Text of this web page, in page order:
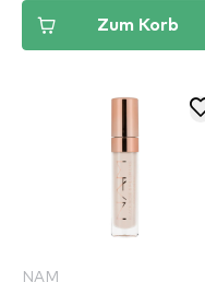
Zum Korb
NAM